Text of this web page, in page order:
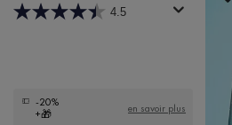
4.5
-20%
+🎁
en savoir plus